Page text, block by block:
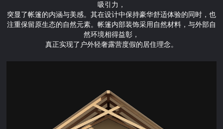
吸引力，
突显了帐篷的内涵与美感。其在设计中保持豪华舒适体验的同时，也
注重保留原生态的自然元素。帐篷内部装饰采用自然材料，与外部自
然环境相得益彰，
真正实现了户外轻奢露营度假的居住理念。